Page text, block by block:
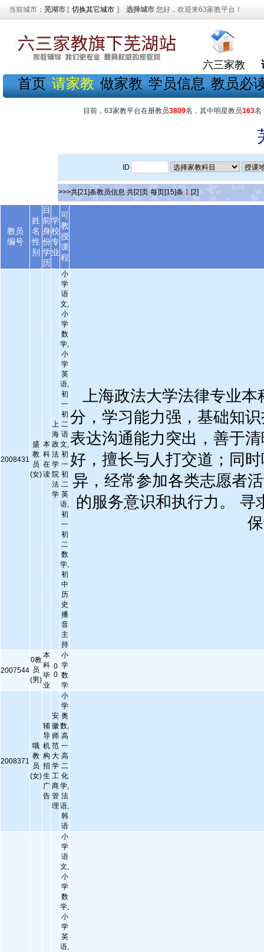
当前城市： 芜湖市 [ 切换其它城市 ] 选择城市 您好，欢迎来63家教平台！
六三家教
首页 请家教 做家教 学员信息 教员必
目前，63家教平台在册教员3809名，其中明星教员163名
ID
>>>共[21]条教员信息 共[2]页 每页[15]条 1 [2]
教员
编号
姓
名
性
别
目
前
身
份
学
历
学
校
专
业
可
教
授
课
程
2008431
盛
教
员
(女)
本
科
在
读
上
海
政
法
学
院
法
学
小
学
语
文,
小
学
数
学,
小
学
英
语,
初
一
初
二
语
文,
初
一
初
二
英
语,
初
一
初
二
数
学,
初
中
历
史
播
音
主
持
上海政法大学法律专业
分，学习能力强，基础知
表达沟通能力突出，善于
好，擅长与人打交道；同
异，经常参加各类志愿者
的服务意识和执行力。 寻
2007544
0教
员
(男)
本
科
毕
业
0
0
小
学
数
学
2008371
哦
教
员
(女)
辅
导
机
构
招
生
广
告
安
徽
师
范
大
学
工
商
管
理
小
学
奥
数,
高
一
高
二
化
学,
法
语,
韩
语
小
学
语
文,
小
学
数
学,
小
学
英
语,